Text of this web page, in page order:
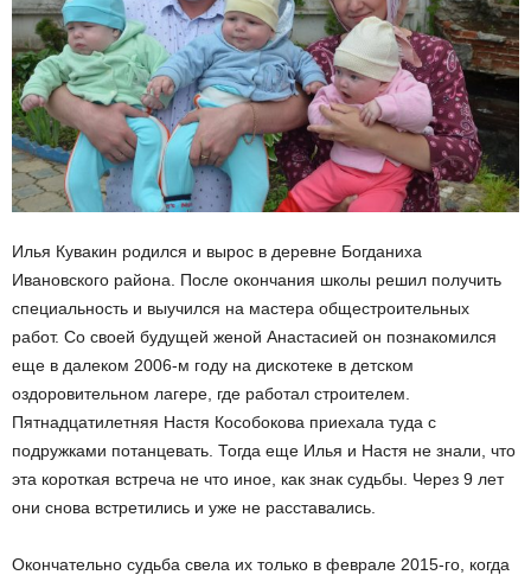
Илья Кувакин родился и вырос в деревне Богданиха
Ивановского района. После окончания школы решил получить
специальность и выучился на мастера общестроительных
работ. Со своей будущей женой Анастасией он познакомился
еще в далеком 2006-м году на дискотеке в детском
оздоровительном лагере, где работал строителем.
Пятнадцатилетняя Настя Кособокова приехала туда с
подружками потанцевать. Тогда еще Илья и Настя не знали, что
эта короткая встреча не что иное, как знак судьбы. Через 9 лет
они снова встретились и уже не расставались.
Окончательно судьба свела их только в феврале 2015-го, когда